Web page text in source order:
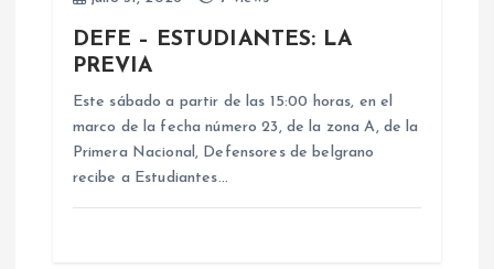
DEFE – ESTUDIANTES: LA
PREVIA
Este sábado a partir de las 15:00 horas, en el
marco de la fecha número 23, de la zona A, de la
Primera Nacional, Defensores de belgrano
recibe a Estudiantes…